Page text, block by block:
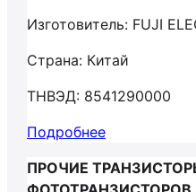
Изготовитель: FUJI
Страна: Китай
ТНВЭД: 8541290000
Подробнее
ПРОЧИЕ